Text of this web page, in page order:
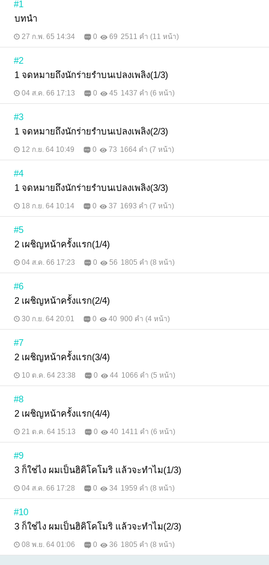
#1
บทนำ
27 ก.พ. 65 14:34 0 69 2511 คำ (11 หน้า)
#2
1 จดหมายถึงนักร่ายรำบนเปลงเพลิง(1/3)
04 ส.ค. 66 17:13 0 45 1437 คำ (6 หน้า)
#3
1 จดหมายถึงนักร่ายรำบนเปลงเพลิง(2/3)
12 ก.ย. 64 10:49 0 73 1664 คำ (7 หน้า)
#4
1 จดหมายถึงนักร่ายรำบนเปลงเพลิง(3/3)
18 ก.ย. 64 10:14 0 37 1693 คำ (7 หน้า)
#5
2 เผชิญหน้าครั้งแรก(1/4)
04 ส.ค. 66 17:23 0 56 1805 คำ (8 หน้า)
#6
2 เผชิญหน้าครั้งแรก(2/4)
30 ก.ย. 64 20:01 0 40 900 คำ (4 หน้า)
#7
2 เผชิญหน้าครั้งแรก(3/4)
10 ต.ค. 64 23:38 0 44 1066 คำ (5 หน้า)
#8
2 เผชิญหน้าครั้งแรก(4/4)
21 ต.ค. 64 15:13 0 40 1411 คำ (6 หน้า)
#9
3 ก็ใช่ไง ผมเป็นฮิคิโคโมริ แล้วจะทำไม(1/3)
04 ส.ค. 66 17:28 0 34 1959 คำ (8 หน้า)
#10
3 ก็ใช่ไง ผมเป็นฮิคิโคโมริ แล้วจะทำไม(2/3)
08 พ.ย. 64 01:06 0 36 1805 คำ (8 หน้า)